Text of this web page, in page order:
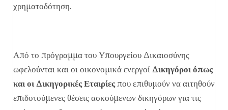
χρηματοδότηση.
Από το πρόγραμμα του Υπουργείου Δικαιοσύνης
ωφελούνται και οι οικονομικά ενεργοίΔικηγόροι όπως
και οι Δικηγορικές Εταιρίεςπου επιθυμούν να αιτηθούν
επιδοτούμενες θέσεις ασκούμενων δικηγόρων για τις